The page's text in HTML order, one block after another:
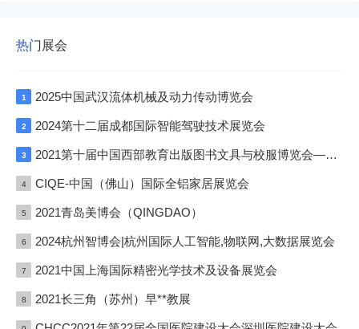
热门展会
1 2025中国武汉流体机械及动力传动博览会
2 2024第十二届成都国际智能驾驶技术展览会
3 2021第十届中国西部教育出版图书文具与校服博览会—成渝双城展
4 CIQE-中国（佛山）国际全铝家居展览会
5 2021青岛美博会（QINGDAO）
6 2024杭州智博会|杭州国际人工智能,物联网,大数据展览会
7 2021中国上海国际精密光学技术及设备展览会
8 2021长三角（苏州）早**教展